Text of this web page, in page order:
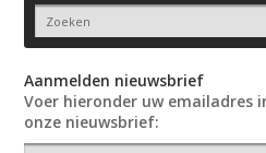
Aanmelden nieuwsbrief
Voer hieronder uw emailadres
onze nieuwsbrief: